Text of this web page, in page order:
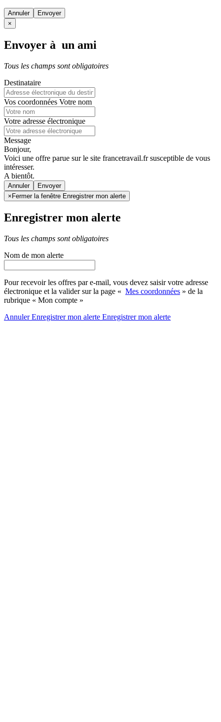
Annuler
×
Envoyer à un ami
Tous les champs sont obligatoires
Destinataire
Vos coordonnées Votre nom
Votre adresse électronique
Message
Bonjour,
Voici une offre parue sur le site francetravail.fr susceptible de vous
intéresser.
A bientôt.
Annuler
× Fermer la fenêtre Enregistrer mon alerte
Enregistrer mon alerte
Tous les champs sont obligatoires
Nom de mon alerte
Pour recevoir les offres par e-mail, vous devez saisir votre adresse
électronique et la valider sur la page « Mes coordonnées » de la
rubrique « Mon compte »
AnnulerEnregistrer mon alerte Enregistrermon alerte